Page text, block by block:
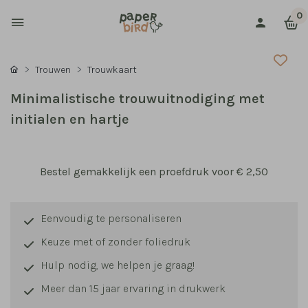
0
Trouwen Trouwkaart
Minimalistische trouwuitnodiging met
initialen en hartje
Bestel gemakkelijk een proefdruk voor € 2,50
Eenvoudig te personaliseren
Keuze met of zonder foliedruk
Hulp nodig, we helpen je graag!
Meer dan 15 jaar ervaring in drukwerk